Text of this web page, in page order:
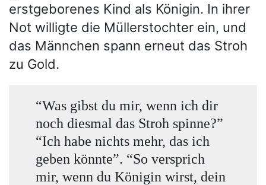
erstgeborenes Kind als Königin. In ihrer
Not willigte die Müllerstochter ein, und
das Männchen spann erneut das Stroh
zu Gold.
“Was gibst du mir, wenn ich dir
noch diesmal das Stroh spinne?”
“Ich habe nichts mehr, das ich
geben könnte”. “So versprich
mir, wenn du Königin wirst, dein